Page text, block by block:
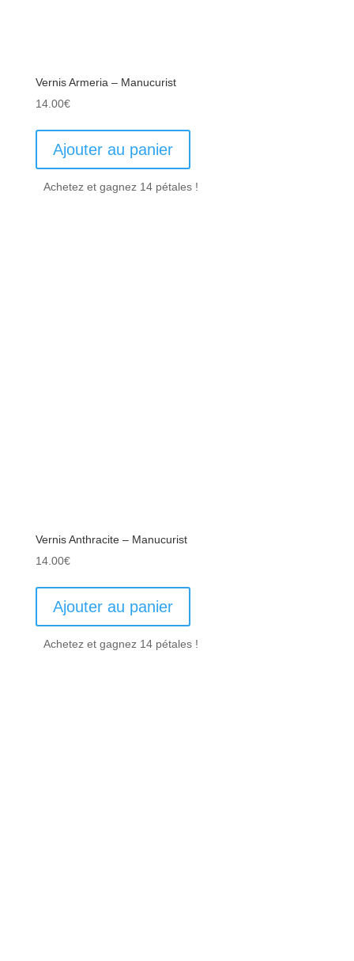
Vernis Armeria – Manucurist
14.00€
Ajouter au panier
Achetez et gagnez 14 pétales !
Vernis Anthracite – Manucurist
14.00€
Ajouter au panier
Achetez et gagnez 14 pétales !